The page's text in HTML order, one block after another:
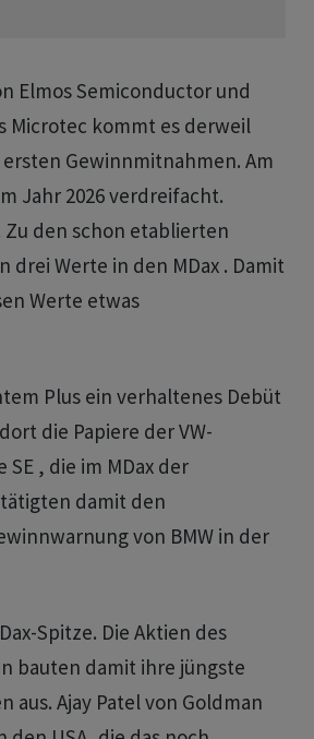
Elmos Semiconductor und
Microtec kommt es derweil
Gewinnmitnahmen. Am
Jahr 2026 verdreifacht.
den schon etablierten
Werte in den MDax . Damit
Werte etwas
Plus ein verhaltenes Debüt
die Papiere der VW-
, die im MDax der
damit den
von BMW in der
Spitze. Die Aktien des
bauten damit ihre jüngste
aus. Ajay Patel von Goldman